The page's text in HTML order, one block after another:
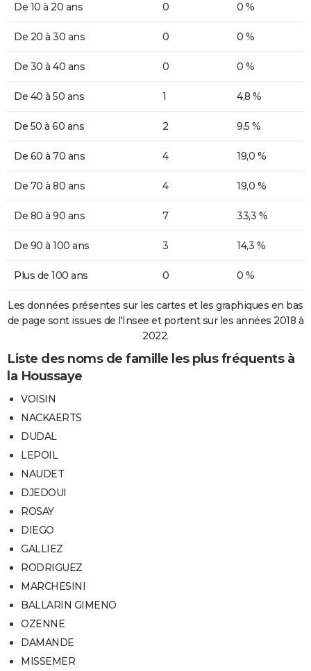
De 10 à 20 ans 0 0 %
De 20 à 30 ans 0 0 %
De 30 à 40 ans 0 0 %
De 40 à 50 ans 1 4,8 %
De 50 à 60 ans 2 9,5 %
De 60 à 70 ans 4 19,0 %
De 70 à 80 ans 4 19,0 %
De 80 à 90 ans 7 33,3 %
De 90 à 100 ans 3 14,3 %
Plus de 100 ans 0 0 %
Les données présentes sur les cartes et les graphiques en bas
de page sont issues de l'Insee et portent sur les années 2018 à
2022.
Liste des noms de famille les plus fréquents à
la Houssaye
VOISIN
NACKAERTS
DUDAL
LEPOIL
NAUDET
DJEDOUI
ROSAY
DIEGO
GALLIEZ
RODRIGUEZ
MARCHESINI
BALLARIN GIMENO
OZENNE
DAMANDE
MISSEMER